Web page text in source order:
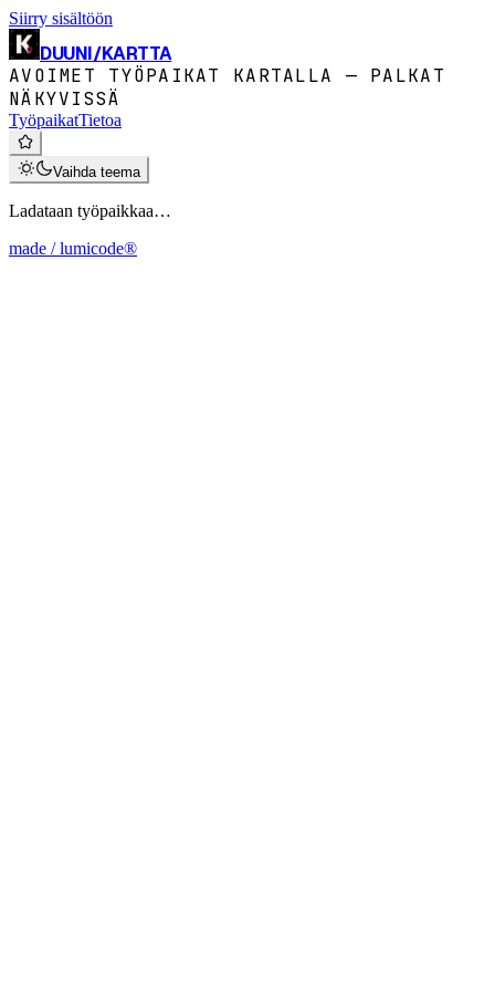
Siirry sisältöön
DUUNI/KARTTA
AVOIMET TYÖPAIKAT KARTALLA — PALKAT
NÄKYVISSÄ
TyöpaikatTietoa
Vaihda teema
Ladataan työpaikkaa…
made / lumicode®